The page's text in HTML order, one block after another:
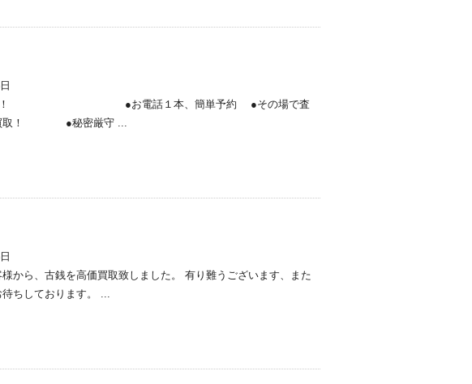
料！ ●お電話１本、簡単予約 ●その場で査
買取！ ●秘密厳守 ...
から、古銭を高価買取致しました。 有り難うございます、また
ちしております。 ...